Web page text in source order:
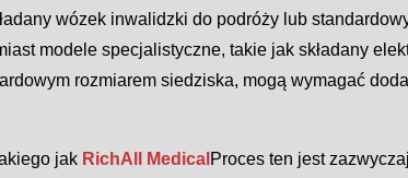
wózek inwalidzki do podróży lub
modele specjalistyczne, takie jak składany
rozmiarem siedziska, mogą wymagać
jak RichAll Medical Proces ten jest